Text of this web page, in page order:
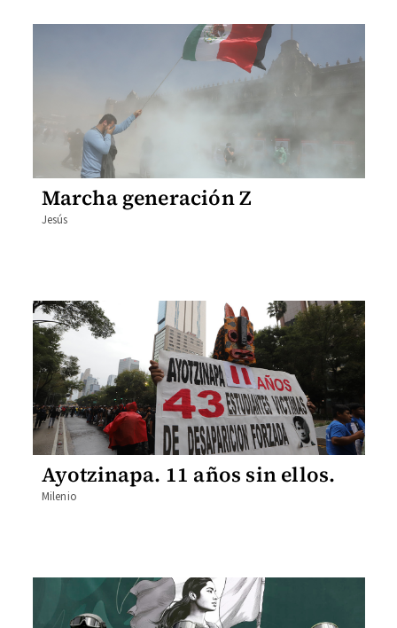
Marcha generación Z
Jesús
Ayotzinapa. 11 años sin ellos.
Milenio